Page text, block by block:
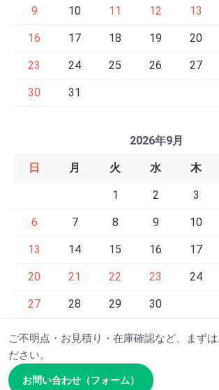
9 10 11 12 13
16 17 18 19 20
23 24 25 26 27
30 31
2026年9月
日 月 火 水 木
1 2 3
6 7 8 9 10
13 14 15 16 17
20 21 22 23 24
27 28 29 30
ご不明点・お見積り・在庫確認など、まず
ださい。
お問い合わせ（フォーム）